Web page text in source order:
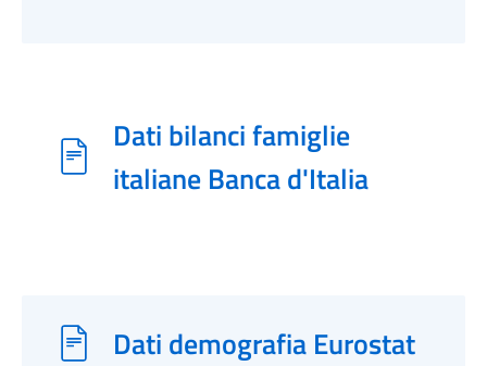
Dati bilanci famiglie
italiane Banca d'Italia
Dati demografia Eurostat